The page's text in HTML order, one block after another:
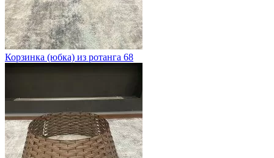
Корзинка (юбка) из ротанга 68